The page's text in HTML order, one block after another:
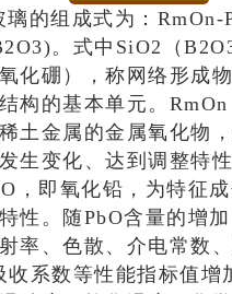
璃的组成式为：RmOn-
。式中SiO2（
化硼），称网络形成
构的基本单元。RmOn
土金属的金属氧化物
生变化、达到调整特
，即氧化铅，为特征
性。随PbO含量的增
率、色散、介电常数
收系数等性能指标值增